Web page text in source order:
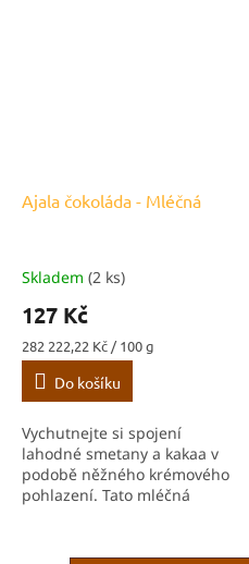
Ajala čokoláda - Mléčná
Skladem (2 ks)
127 Kč
Měrná
cena:
282 222,22 Kč / 100 g
Do košíku
Vychutnejte si spojení
lahodné smetany a kakaa v
podobě něžného krémového
pohlazení. Tato mléčná
se vám v ústech rozplyne...